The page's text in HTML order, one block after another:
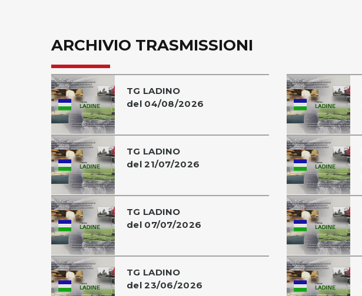
ARCHIVIO TRASMISSIONI
TG LADINO
del 04/08/2026
TG LADINO
del 21/07/2026
TG LADINO
del 07/07/2026
TG LADINO
del 23/06/2026